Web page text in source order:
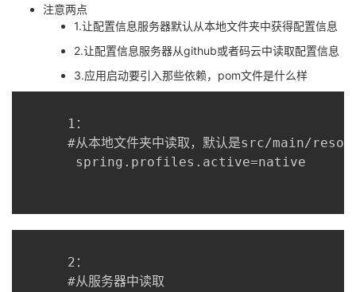
注意两点
1.让配置信息服务器默认从本地文件夹中获得配置信息
2.让配置信息服务器从github或者码云中读取配置信息
3.应用启动要引入那些依赖，pom文件是什么样
      1：
#从本地文件夹中读取，默认是src/main/
       spring.profiles.active=native
      2：
      #从服务器中读取